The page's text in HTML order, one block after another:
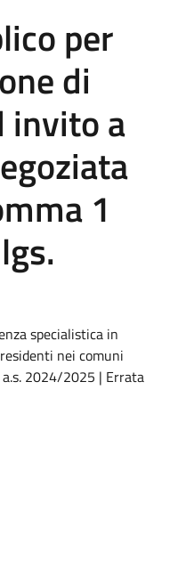
per
di
invito a
1
specialistica in
nei comuni
2024/2025 | Errata